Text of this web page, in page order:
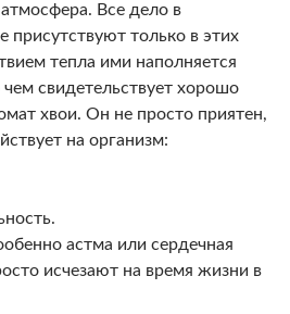
Все дело в
присутствуют только в этих
тепла ими наполняется
свидетельствует хорошо
хвои. Он не просто приятен,
на организм:
астма или сердечная
исчезают на время жизни в